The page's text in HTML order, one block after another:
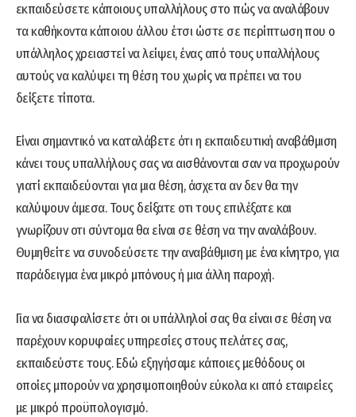
εκπαιδεύσετε κάποιους υπαλλήλους στο πώς να αναλάβουν
τα καθήκοντα κάποιου άλλου έτσι ώστε σε περίπτωση που ο
υπάλληλος χρειαστεί να λείψει, ένας από τους υπαλλήλους
αυτούς να καλύψει τη θέση του χωρίς να πρέπει να του
δείξετε τίποτα.
Είναι σημαντικό να καταλάβετε ότι η εκπαιδευτική αναβάθμιση
κάνει τους υπαλλήλους σας να αισθάνονται σαν να προχωρούν
γιατί εκπαιδεύονται για μια θέση, άσχετα αν δεν θα την
καλύψουν άμεσα. Τους δείξατε οτι τους επιλέξατε και
γνωρίζουν οτι σύντομα θα είναι σε θέση να την αναλάβουν.
Θυμηθείτε να συνοδεύσετε την αναβάθμιση με ένα κίνητρο, για
παράδειγμα ένα μικρό μπόνους ή μια άλλη παροχή.
Για να διασφαλίσετε ότι οι υπάλληλοί σας θα είναι σε θέση να
παρέχουν κορυφαίες υπηρεσίες στους πελάτες σας,
εκπαιδεύστε τους. Εδώ εξηγήσαμε κάποιες μεθόδους οι
οποίες μπορούν να χρησιμοποιηθούν εύκολα κι από εταιρείες
με μικρό προϋπολογισμό.